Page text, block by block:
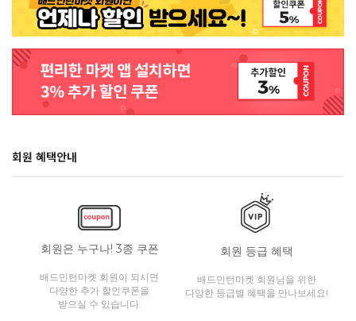
회원 혜택안내
회원은 누구나! 3종 쿠폰
배드민턴마켓 회원이 되시면
다양한 추가 할인쿠폰을
받으실 수 있습니다.
회원 등급 혜택
배드민턴마켓 회원님을 위한
다양한 등급별 혜택을 만나보세요!